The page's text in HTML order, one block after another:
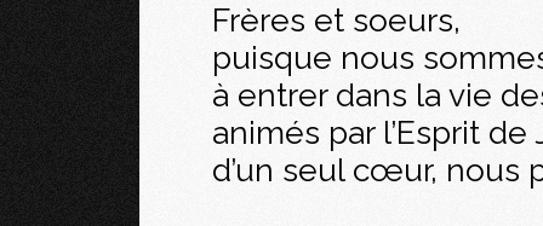
Frères et soeurs,
puisque nous
à entrer dans la vie
animés par l’Esprit de
d’un seul cœur, nous